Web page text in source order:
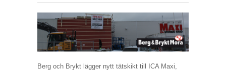
Berg och Brykt lägger nytt tätskikt till ICA Maxi,